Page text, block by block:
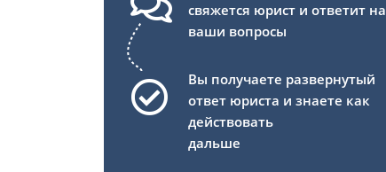
свяжется юрист и ответит на
ваши вопросы
Вы получаете развернутый
ответ юриста и знаете как
действовать
дальше